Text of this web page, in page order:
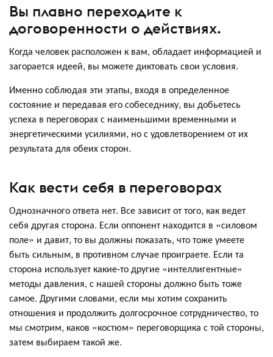
Вы плавно переходите к
договоренности о действиях.
Когда человек расположен к вам, обладает информацией и
загорается идеей, вы можете диктовать свои условия.
Именно соблюдая эти этапы, входя в определенное
состояние и передавая его собеседнику, вы добьетесь
успеха в переговорах с наименьшими временными и
энергетическими усилиями, но с удовлетворением от их
результата для обеих сторон.
Как вести себя в переговорах
Однозначного ответа нет. Все зависит от того, как ведет
себя другая сторона. Если оппонент находится в «силовом
поле» и давит, то вы должны показать, что тоже умеете
быть сильным, в противном случае проиграете. Если та
сторона использует какие-то другие «интеллигентные»
методы давления, с нашей стороны должно быть тоже
самое. Другими словами, если мы хотим сохранить
отношения и продолжить долгосрочное сотрудничество, то
мы смотрим, каков «костюм» переговорщика с той стороны,
затем выбираем такой же.